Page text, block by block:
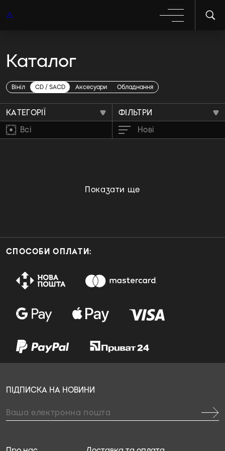
Каталог
Вініл CD / SACD Аксесуари Обладнання
Gorgoroth
КАТЕГОРІЇ
ФІЛЬТРИ
Всі
Нові
Показати ще
СПОСОБИ ОПЛАТИ:
ПІДПИСКА НА НОВИНИ